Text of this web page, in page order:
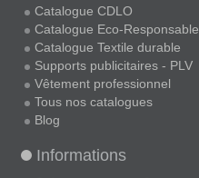
Catalogue CDLO
Catalogue Eco-Responsable
Catalogue Textile durable
Supports publicitaires - PLV
Vêtement professionnel
Tous nos catalogues
Blog
Informations